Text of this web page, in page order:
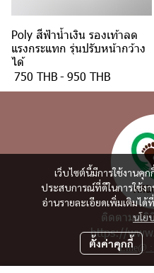
Poly สีฟ้าน้ำเงิน รองเท้าลด
แรงกระแทก รุ่นปรับหน้ากว้าง
ได้
750 THB-950 THB
เว็บไซต์นี้มีการใช้งานคุ
ประสบการณ์ที่ดีในการใช้ง
อ่านรายละเอียดเพิ่มเติมได้ที่
นโย
ตั้งค่าคุกกี้
ติดตามคลิ
https://
Line@